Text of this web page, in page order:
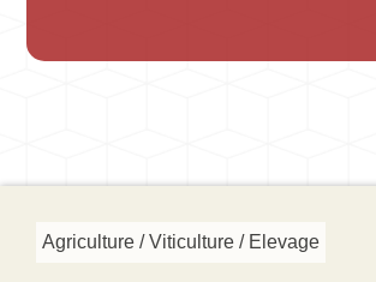
Agriculture / Viticulture / Elevage